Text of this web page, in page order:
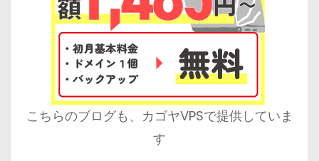
こちらのブログも、カゴヤVPSで提供していま
す